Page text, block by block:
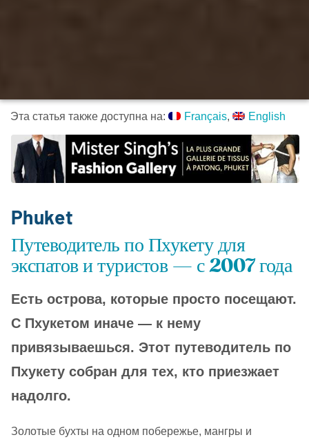
Эта статья также доступна на: Français English
Phuket
Путеводитель по Пхукету для
экспатов и туристов — с 2007 года
Есть острова, которые просто посещают.
С Пхукетом иначе — к нему
привязываешься. Этот путеводитель по
Пхукету собран для тех, кто приезжает
надолго.
Золотые бухты на одном побережье, мангры и